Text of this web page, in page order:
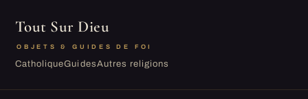
Tout Sur Dieu
OBJETS & GUIDES DE FOI
CatholiqueGuidesAutres religions